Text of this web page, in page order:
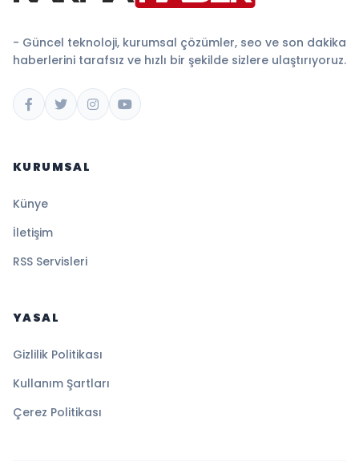
- Güncel teknoloji, kurumsal çözümler, seo ve son dakika
haberlerini tarafsız ve hızlı bir şekilde sizlere ulaştırıyoruz.
KURUMSAL
Künye
İletişim
RSS Servisleri
YASAL
Gizlilik Politikası
Kullanım Şartları
Çerez Politikası